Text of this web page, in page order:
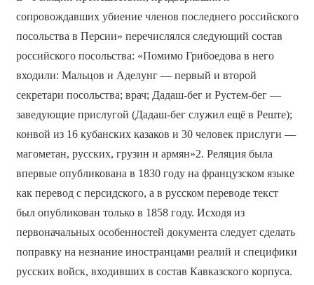
сопровождавших убиение членов последнего российского
посольства в Персии» перечислялся следующий состав
российского посольства: «Помимо Грибоедова в него
входили: Мальцов и Аделунг — первый и второй
секретари посольства; врач; Дадаш-бег и Рустем-бег —
заведующие прислугой (Дадаш-бег служил ещё в Реште);
конвой из 16 кубанских казаков и 30 человек прислуги —
магометан, русских, грузин и армян»2. Реляция была
впервые опубликована в 1830 году на французском языке
как перевод с персидского, а в русском переводе текст
был опубликован только в 1858 году. Исходя из
первоначальных особенностей документа следует сделать
поправку на незнание иностранцами реалий и специфики
русских войск, входивших в состав Кавказского корпуса.